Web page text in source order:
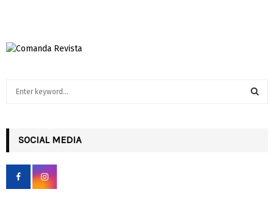
h
f
r
SOCIAL MEDIA